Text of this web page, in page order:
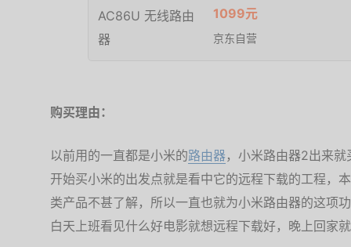
1099元
京东自营
购买理由：
以前用的一直都是小米的路由器 ，小米路由器2出来
开始买小米的出发点就是看中它的远程下载的工程，
类产品不甚了解，所以一直也就为小米路由器的这项
白天上班看见什么好电影就想远程下载好，晚上回家